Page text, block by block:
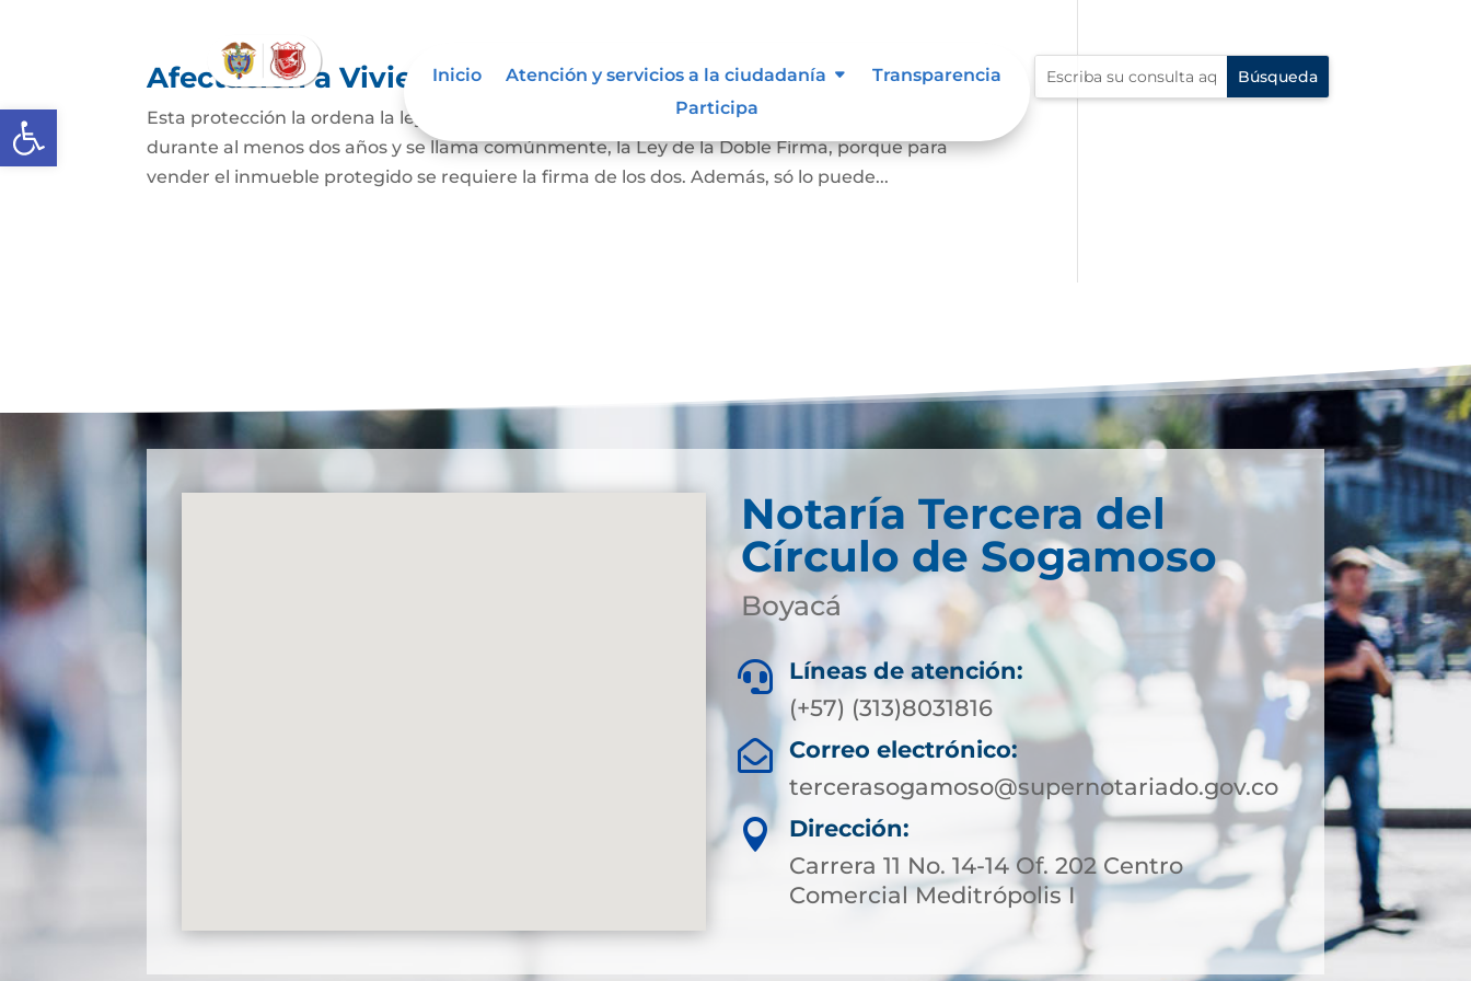
Abrir barra de herramientas
Inicio Atención y servicios a la ciudadanía
Transparencia
Participa
Afectación a Vivienda familiar
Esta protección la ordena la ley sobre la vivienda que habita la pareja casada o en unión marital
durante al menos dos años y se llama comúnmente, la Ley de la Doble Firma, porque para
vender el inmueble protegido se requiere la firma de los dos. Además, só lo puede...
Notaría Tercera del
Círculo de Sogamoso
Boyacá

Líneas de atención:
(+57) (313)8031816

Correo electrónico:
tercerasogamoso@supernotariado.gov.co

Dirección:
Carrera 11 No. 14-14 Of. 202 Centro
Comercial Meditrópolis I